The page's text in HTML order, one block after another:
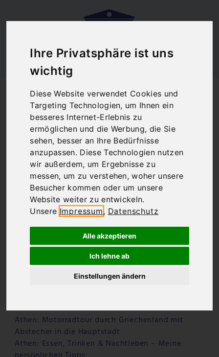
Ihre Privatsphäre ist uns
wichtig
Diese Website verwendet Cookies und
Targeting Technologien, um Ihnen ein
besseres Internet-Erlebnis zu
ermöglichen und die Werbung, die Sie
sehen, besser an Ihre Bedürfnisse
anzupassen. Diese Technologien nutzen
wir außerdem, um Ergebnisse zu
messen, um zu verstehen, woher unsere
Besucher kommen oder um unsere
Website weiter zu entwickeln.
Unsere Impressum, Datenschutz
Alle akzeptieren
Ich lehne ab
Einstellungen ändern
Athen Bolivar Beach
Bar
There are no posts matching your selection.
Ouzo für Feinschmecker
Athen: Motorradtour durch Griechenland mit
Abstecher in die Hauptstadt
Athen: Essen, Trinken & Nachtleben – Meine